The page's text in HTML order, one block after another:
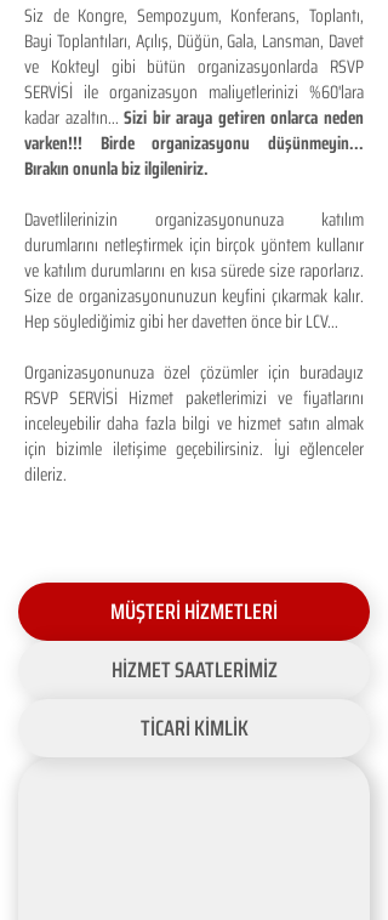
Siz de Kongre, Sempozyum, Konferans, Toplantı,
Bayi Toplantıları, Açılış, Düğün, Gala, Lansman, Davet
ve Kokteyl gibi bütün organizasyonlarda RSVP
SERVİSİ ile organizasyon maliyetlerinizi %60'lara
kadar azaltın...Sizi bir araya getiren onlarca neden
varken!!! Birde organizasyonu düşünmeyin...
Bırakın onunla biz ilgileniriz.
Davetlilerinizin organizasyonunuza katılım
durumlarını netleştirmek için birçok yöntem kullanır
ve katılım durumlarını en kısa sürede size raporlarız.
Size de organizasyonunuzun keyfini çıkarmak kalır.
Hep söylediğimiz gibi her davetten önce bir LCV...
Organizasyonunuza özel çözümler için buradayız
RSVP SERVİSİ Hizmet paketlerimizi ve fiyatlarını
inceleyebilir daha fazla bilgi ve hizmet satın almak
için bizimle iletişime geçebilirsiniz. İyi eğlenceler
dileriz.
MÜŞTERİ HİZMETLERİ
HİZMET SAATLERİMİZ
TİCARİ KİMLİK